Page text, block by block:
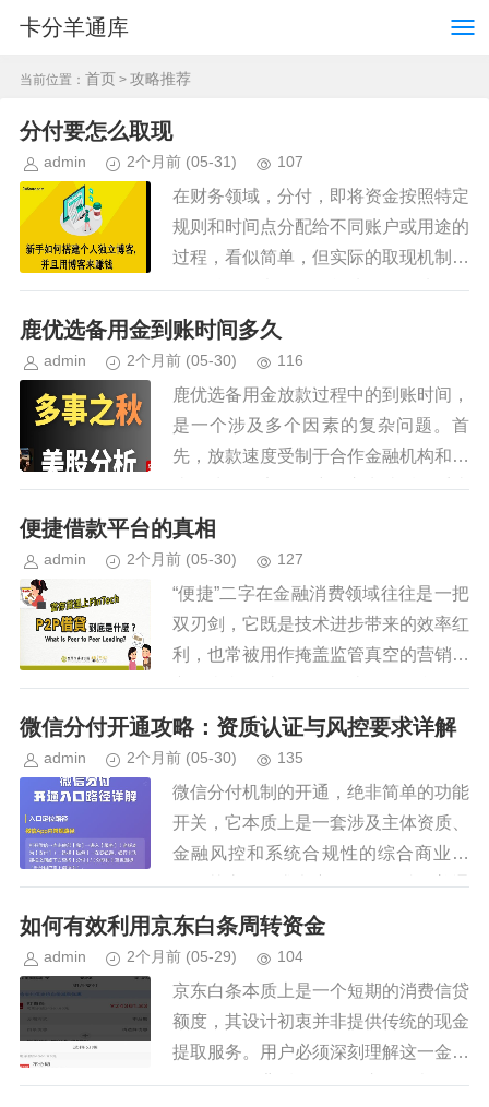
卡分羊通库
当前位置： 首页 > 攻略推荐
分付要怎么取现
admin 2个月前 (05-31) 107
在财务领域，分付，即将资金按照特定
规则和时间点分配给不同账户或用途的
过程，看似简单，但实际的取现机制需
要更精细的考量。简单地将资金从一个
账户转移到另一个，并不能构成完整的
鹿优选备用金到账时间多久
admin 2个月前 (05-30) 116
鹿优选备用金放款过程中的到账时间，
是一个涉及多个因素的复杂问题。首
先，放款速度受制于合作金融机构和系
统的处理效率。用户提交申请后，系统
会自动审核信用信息及还款能力等，通
便捷借款平台的真相
admin 2个月前 (05-30) 127
“便捷”二字在金融消费领域往往是一把
双刃剑，它既是技术进步带来的效率红
利，也常被用作掩盖监管真空的营销糖
衣。当我们讨论一个便捷借款平台是否
正规时，不能仅仅停留在页面设计的精
微信分付开通攻略：资质认证与风控要求详解
admin 2个月前 (05-30) 135
微信分付机制的开通，绝非简单的功能
开关，它本质上是一套涉及主体资质、
金融风控和系统合规性的综合商业架
构。其底层要求考察的，已超越了普通
个人用户的使用权限，而是要求一个企
如何有效利用京东白条周转资金
admin 2个月前 (05-29) 104
京东白条本质上是一个短期的消费信贷
额度，其设计初衷并非提供传统的现金
提取服务。用户必须深刻理解这一金融
属性：白条背后的每一笔交易，都是一